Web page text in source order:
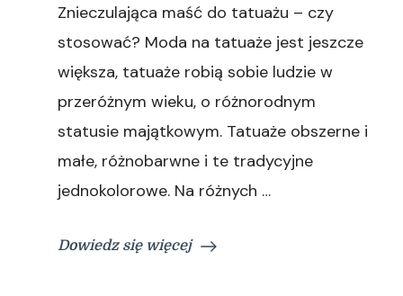
–
Krem
znieczulający
Znieczulająca maść do tatuażu – czy
stosować? Moda na tatuaże jest jeszcze
większa, tatuaże robią sobie ludzie w
przeróżnym wieku, o różnorodnym
statusie majątkowym. Tatuaże obszerne i
małe, różnobarwne i te tradycyjne
jednokolorowe. Na różnych …
Dowiedz się więcej